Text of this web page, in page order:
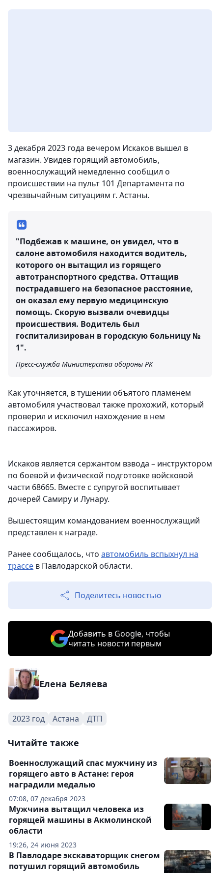
3 декабря 2023 года вечером Искаков вышел в
магазин. Увидев горящий автомобиль,
военнослужащий немедленно сообщил о
происшествии на пульт 101 Департамента по
чрезвычайным ситуациям г. Астаны.
"Подбежав к машине, он увидел, что в
салоне автомобиля находится водитель,
которого он вытащил из горящего
автотранспортного средства. Оттащив
пострадавшего на безопасное расстояние,
он оказал ему первую медицинскую
помощь. Скорую вызвали очевидцы
происшествия. Водитель был
госпитализирован в городскую больницу №
1".
Пресс-служба Министерства обороны РК
Как уточняется, в тушении объятого пламенем
автомобиля участвовал также прохожий, который
проверил и исключил нахождение в нем
пассажиров.
Искаков является сержантом взвода – инструктором
по боевой и физической подготовке войсковой
части 68665. Вместе с супругой воспитывает
дочерей Самиру и Лунару.
Вышестоящим командованием военнослужащий
представлен к награде.
Ранее сообщалось, что автомобиль вспыхнул на
трассе в Павлодарской области.
Поделитесь новостью
Добавить в Google, чтобы
читать новости первым
Елена Беляева
2023 год Астана ДТП
Читайте также
07:08, 07 декабря 2023
Военнослужащий спас мужчину из
горящего авто в Астане: героя
наградили медалью
19:26, 24 июня 2023
Мужчина вытащил человека из
горящей машины в Акмолинской
области
В Павлодаре экскаваторщик снегом
потушил горящий автомобиль